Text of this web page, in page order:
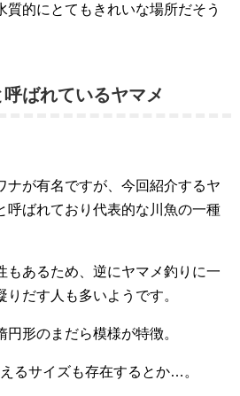
質的にとてもきれいな場所だそう
ばれているヤマメ
ナが有名ですが、今回紹介するヤ
呼ばれており代表的な川魚の一種
もあるため、逆にヤマメ釣りに一
だす人も多いようです。
形のまだら模様が特徴。
るサイズも存在するとか…。